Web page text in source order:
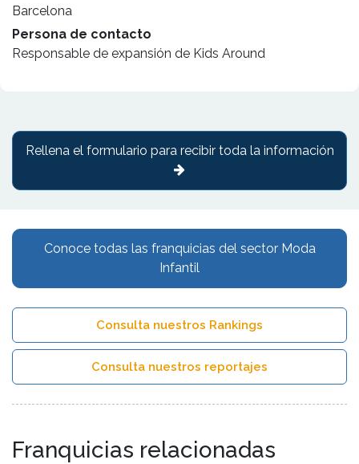
Barcelona
Persona de contacto
Responsable de expansión de Kids Around
Conoce todas las franquicias del sector Moda
Infantil
Consulta nuestros Rankings
Consulta nuestros reportajes
Franquicias relacionadas